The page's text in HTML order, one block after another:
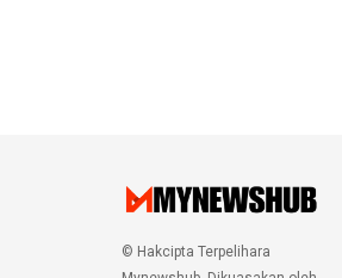
© Hakcipta Terpelihara